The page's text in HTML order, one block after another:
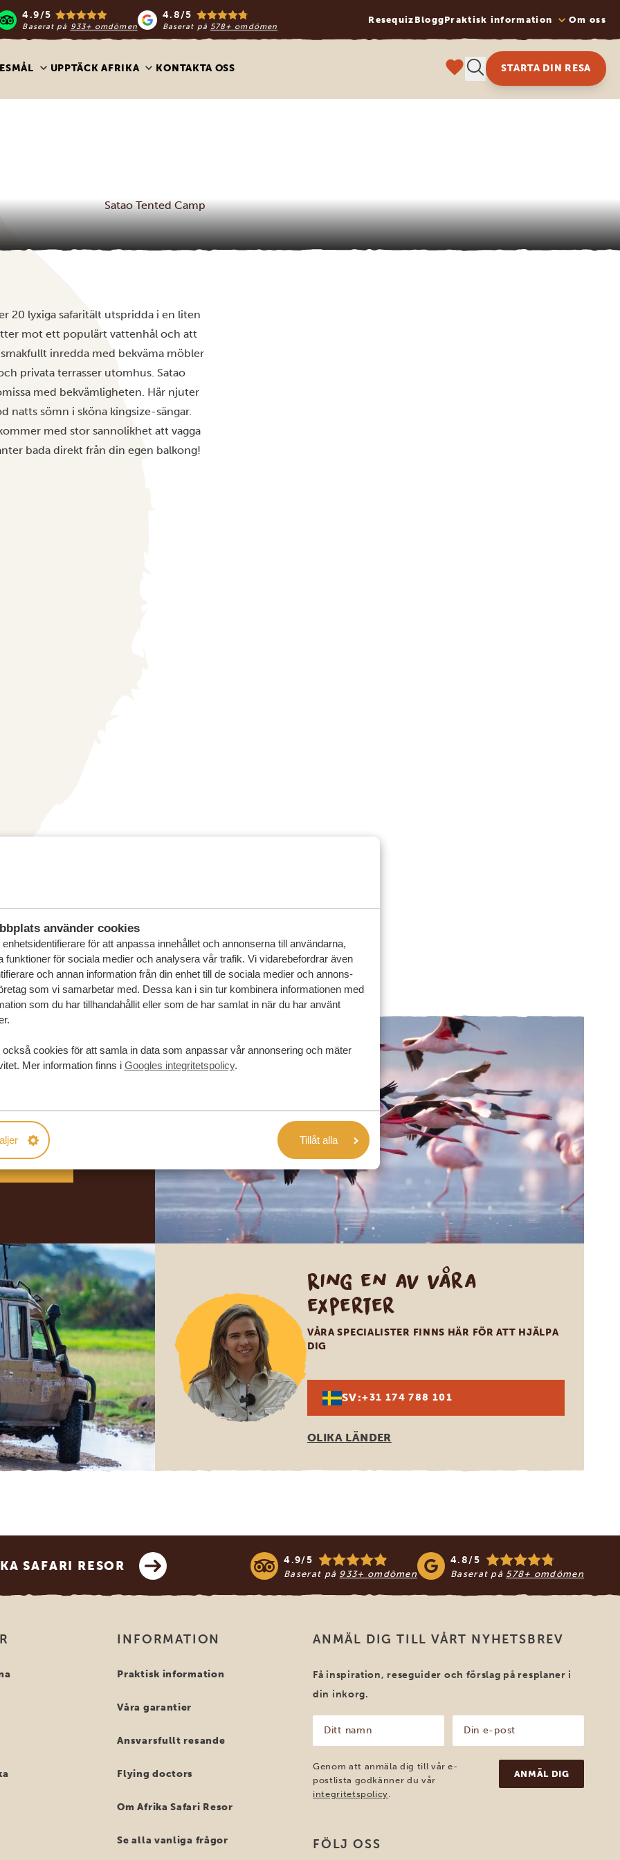
använder cookies
för att anpassa innehållet och annonserna till användarna,
funktioner för sociala medier och analysera vår trafik. Vi vidarebefordrar även
och annan information från din enhet till de sociala medier och annons-
som vi samarbetar med. Dessa kan i sin tur kombinera informationen med
som du har tillhandahållit eller som de har samlat in när du har använt
också cookies för att samla in data som anpassar vår annonsering och mäter
Mer information finns i Googles integritetspolicy.
Tillåt alla
4.9/5
Baserat på 933+ omdömen
4.8/5
Baserat på 578+ omdömen
Resequiz BloggPraktisk information Om oss
UPPTÄCK AFRIKA KONTAKTA OSS STARTA DIN RESA
Satao Tented Camp
20 lyxiga safaritält utspridda i en liten
mot ett populärt vattenhål och att
inredda med bekväma möbler
privata terrasser utomhus. Satao
med bekvämligheten. Här njuter
natts sömn i sköna kingsize-sängar.
med stor sannolikhet att vagga
bada direkt från din egen balkong!
Ring en av våra
experter
VÅRA SPECIALISTER FINNS HÄR FÖR ATT HJÄLPA
DIG
SV:+31 174 788 101
OLIKA LÄNDER
SAFARI RESOR 4.9/5
Baserat på 933+ omdömen
4.8/5
Baserat på 578+ omdömen
INFORMATION
Praktisk information
Våra garantier
Ansvarsfullt resande
Flying doctors
Om Afrika Safari Resor
Se alla vanliga frågor
ANMÄL DIG TILL VÅRT NYHETSBREV
Få inspiration, reseguider och förslag på resplaner i
din inkorg.
namn
(Obligatoriskt)
post
(Obligatoriskt)
Genom att anmäla dig till vår e-
postlista godkänner du vår
integritetspolicy.
FÖLJ OSS